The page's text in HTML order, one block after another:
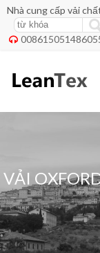
Nhà cung cấp vải

VẢI